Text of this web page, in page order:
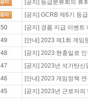
[공지] 등급분류회의 휴
[공지] GCRB 제6기 등
50
[공지] 경품 지급 이벤트
49
[안내] 2023 제1회 게임
48
[공지] 2023 현충일로
47
[공지] 2023년 석가탄
46
[안내] 2023 게임정책
45
[공지] 2023년 근로자의